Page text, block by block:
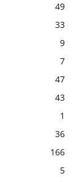
49
33
9
7
47
43
1
36
166
5